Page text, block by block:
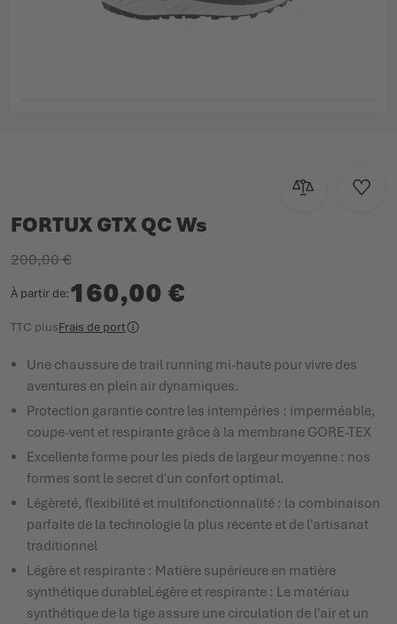
Ajouter au
FORTUX GTX QC Ws
À partir de 160,00 €
200,00 €
TTC plusFrais de port
Une chaussure de trail running mi-haute pour vivre des
aventures en plein air dynamiques.
Protection garantie contre les intempéries : imperméable,
coupe-vent et respirante grâce à la membrane GORE-TEX
Excellente forme pour les pieds de largeur moyenne : nos
formes sont le secret d'un confort optimal.
Légèreté, flexibilité et multifonctionnalité : la combinaison
parfaite de la technologie la plus récente et de l'artisanat
traditionnel
Légère et respirante : Matière supérieure en matière
synthétique durableLégère et respirante : Le matériau
synthétique de la tige assure une circulation de l'air et un